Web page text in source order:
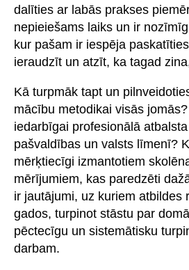
dalīties ar labās prakses
nepieiešams laiks un ir
kur pašam ir iespēja
ieraudzīt un atzīt, ka tagad
Kā turpmāk tapt un
mācību metodikai visās
iedarbīgai profesionālā
pašvaldības un valsts līmenī?
mērķtiecīgi izmantotiem
mērījumiem, kas paredzēti
ir jautājumi, uz kuriem atbildes
gados, turpinot stāstu par
pēctecīgu un sistemātisku
darbam.